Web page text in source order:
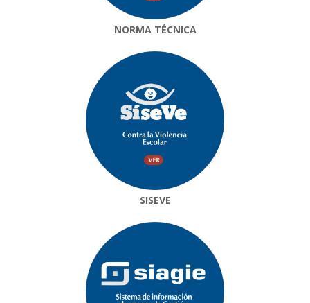
NORMA TÉCNICA
SISEVE